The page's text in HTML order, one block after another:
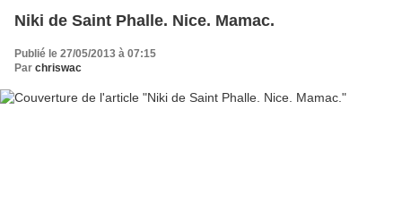
Niki de Saint Phalle. Nice. Mamac.
Publié le 27/05/2013 à 07:15
Par chriswac